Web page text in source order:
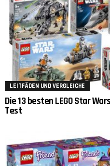
LEITFÄDEN UND VERGLEICHE
Die 13 besten LEGO Star
Test